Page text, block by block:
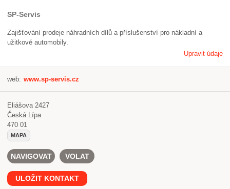
SP-Servis
Zajišťování prodeje náhradních dílů a příslušenství pro nákladní a
užitkové automobily.
Upravit údaje
web: www.sp-servis.cz
Eliášova 2427
Česká Lípa
470 01
MAPA
NAVIGOVAT VOLAT
ULOŽIT KONTAKT